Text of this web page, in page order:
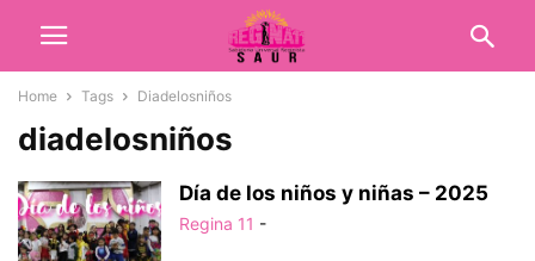
Home Tags Diadelosniños
diadelosniños
Día de los niños y niñas – 2025
Regina 11 -